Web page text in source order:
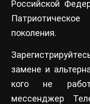
Российской
поколения.
замене и
кого не
мессенджер